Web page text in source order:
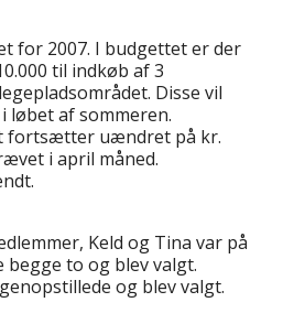
for 2007. I budgettet er der
til indkøb af 3
Disse vil
løbet af sommeren.
fortsætter uændret på kr.
i april måned.
Keld og Tina var på
begge to og blev valgt.
og blev valgt.